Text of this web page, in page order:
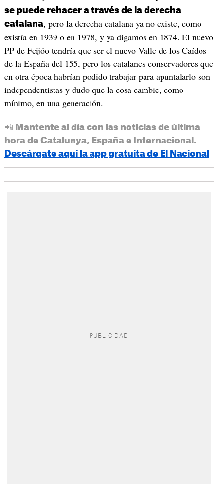
se puede rehacer a través de la derecha
catalana, pero la derecha catalana ya no existe, como
existía en 1939 o en 1978, y ya digamos en 1874. El nuevo
PP de Feijóo tendría que ser el nuevo Valle de los Caídos
de la España del 155, pero los catalanes conservadores que
en otra época habrían podido trabajar para apuntalarlo son
independentistas y dudo que la cosa cambie, como
mínimo, en una generación.
📲 Mantente al día con las noticias de última
hora de Catalunya, España e Internacional.
Descárgate aquí la app gratuita de El Nacional